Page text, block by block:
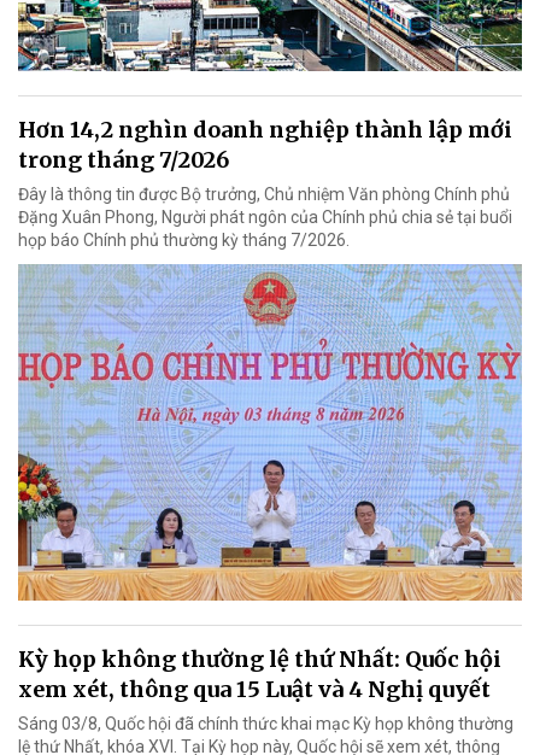
Hơn 14,2 nghìn doanh nghiệp thành lập mới
trong tháng 7/2026
Đây là thông tin được Bộ trưởng, Chủ nhiệm Văn phòng Chính phủ
Đặng Xuân Phong, Người phát ngôn của Chính phủ chia sẻ tại buổi
họp báo Chính phủ thường kỳ tháng 7/2026.
Kỳ họp không thường lệ thứ Nhất: Quốc hội
xem xét, thông qua 15 Luật và 4 Nghị quyết
Sáng 03/8, Quốc hội đã chính thức khai mạc Kỳ họp không thường
lệ thứ Nhất, khóa XVI. Tại Kỳ họp này, Quốc hội sẽ xem xét, thông